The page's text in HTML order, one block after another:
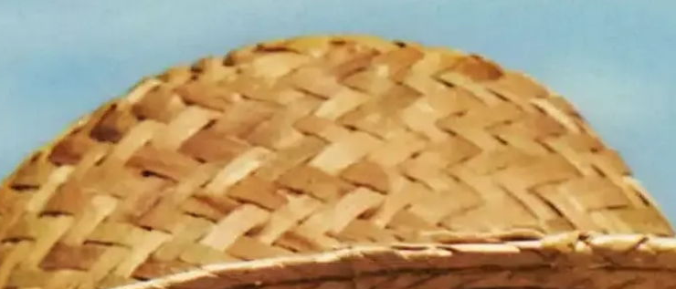
variété d’activités thérapeutiques et d’animations adaptées aux envies de
douce sont particulièrement appréciés pour leur capacité à stimuler
et se termine à 17h, du lundi au vendredi. La flexibilité de l’accueil permet aux
selon leurs besoins et leurs disponibilités. Chaque journée est
moments de détente et repas conviviaux. Pour faciliter l’accès à nos